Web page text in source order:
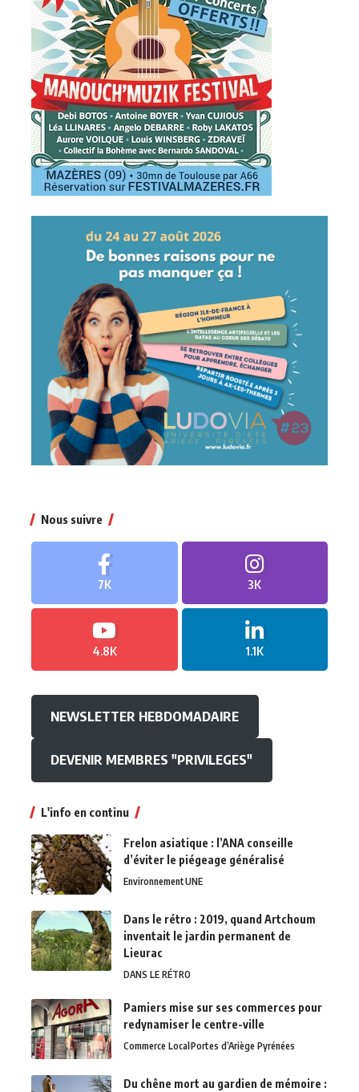
Nous suivre
7K 3K
4.8K 1.1K
NEWSLETTER HEBDOMADAIRE
DEVENIR MEMBRES "PRIVILEGES"
L'info en continu
Frelon asiatique : l’ANA conseille
d’éviter le piégeage généralisé
EnvironnementUNE
Dans le rétro : 2019, quand Artchoum
inventait le jardin permanent de
Lieurac
DANS LE RÉTRO
Pamiers mise sur ses commerces pour
redynamiser le centre-ville
Commerce LocalPortes d’Ariège Pyrénées
Du chêne mort au gardien de mémoire :